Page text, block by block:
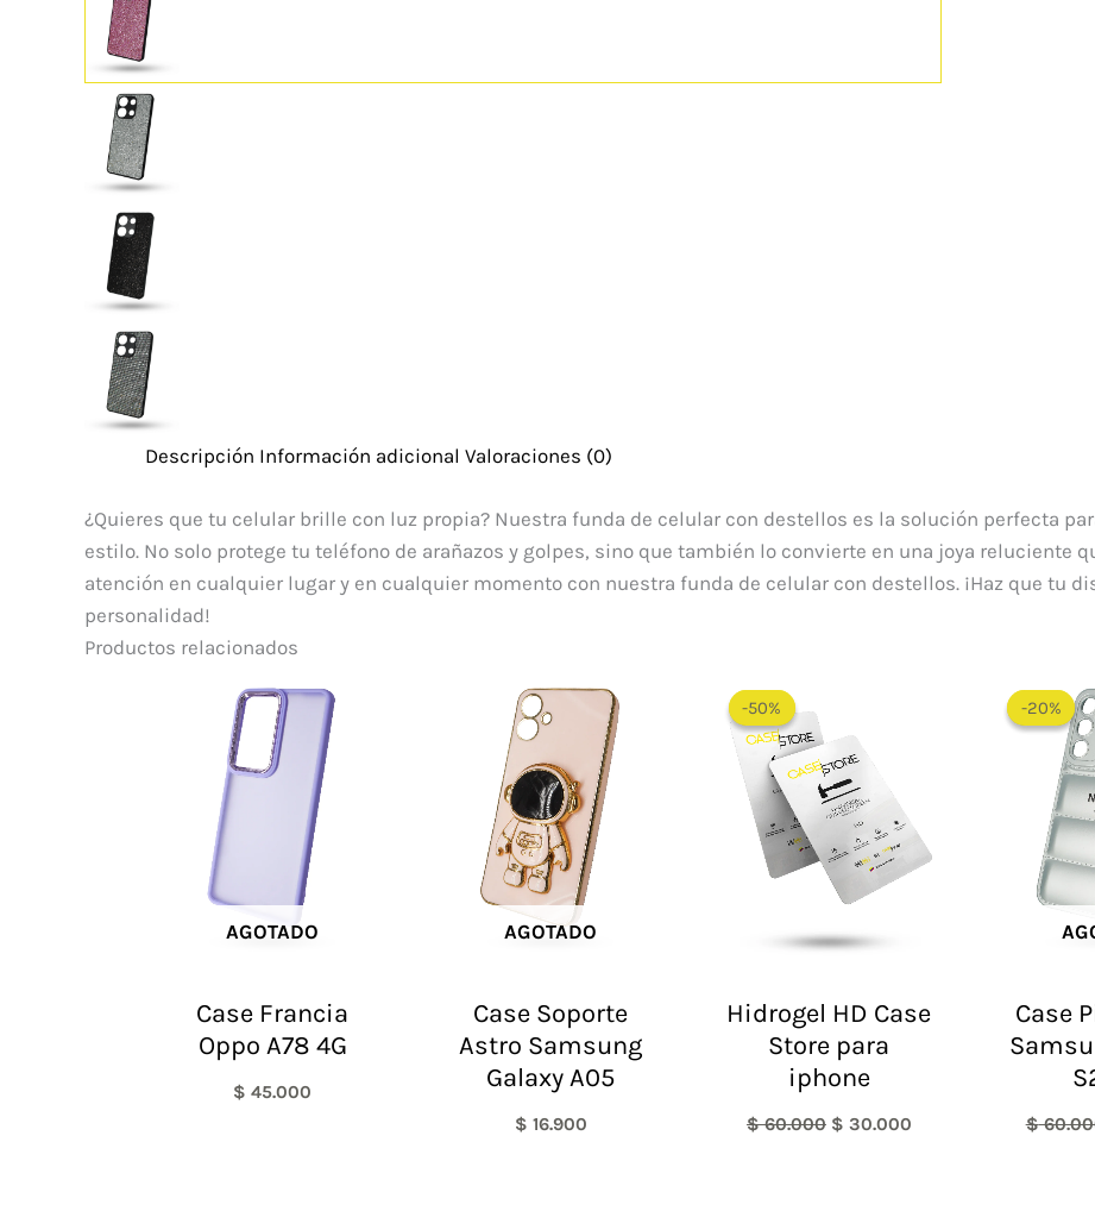
Descripción Información adicional Valoraciones (0)
¿Quieres que tu celular brille con luz propia? Nuestra funda de celular con destellos es la solución perfecta
estilo. No solo protege tu teléfono de arañazos y golpes, sino que también lo convierte en una joya reluciente
atención en cualquier lugar y en cualquier momento con nuestra funda de celular con destellos. ¡Haz que tu
personalidad!
Productos relacionados
AGOTADO
Case Francia
Oppo A78 4G
$ 45.000
AGOTADO
Case Soporte
Astro Samsung
Galaxy A05
$ 16.900
-50%
-50%
Hidrogel HD Case
Store para
iphone
$60.000
era:
$ 60.000.
$ 30.000
-20%
-20%
Case
$